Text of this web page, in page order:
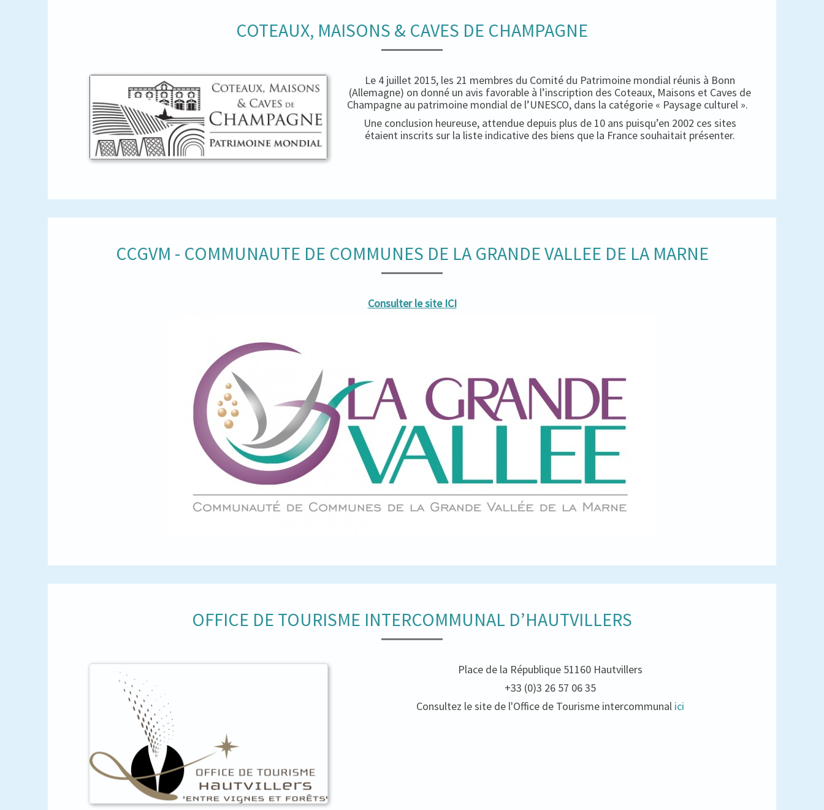
COTEAUX, MAISONS & CAVES DE CHAMPAGNE
Le 4 juillet 2015, les 21 membres du Comité du Patrimoine mondial réunis à Bonn
(Allemagne) on donné un avis favorable à l’inscription des Coteaux, Maisons et Caves de
Champagne au patrimoine mondial de l’UNESCO, dans la catégorie « Paysage culturel ».
Une conclusion heureuse, attendue depuis plus de 10 ans puisqu’en 2002 ces sites
étaient inscrits sur la liste indicative des biens que la France souhaitait présenter.
CCGVM - COMMUNAUTE DE COMMUNES DE LA GRANDE VALLEE DE LA MARNE
Consulter le site ICI
OFFICE DE TOURISME INTERCOMMUNAL D’HAUTVILLERS
Place de la République 51160 Hautvillers
+33 (0)3 26 57 06 35
Consultez le site de l'Office de Tourisme intercommunal ici